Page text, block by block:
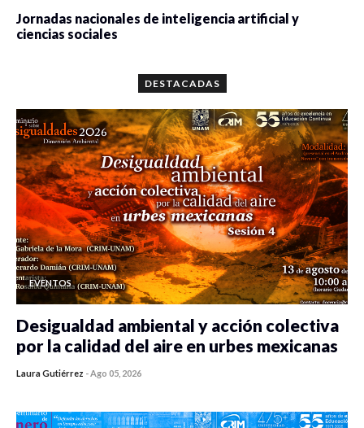
Jornadas nacionales de inteligencia artificial y
ciencias sociales
DESTACADAS
EVENTOS
Desigualdad ambiental y acción colectiva
por la calidad del aire en urbes mexicanas
Laura Gutiérrez -Ago 05, 2026